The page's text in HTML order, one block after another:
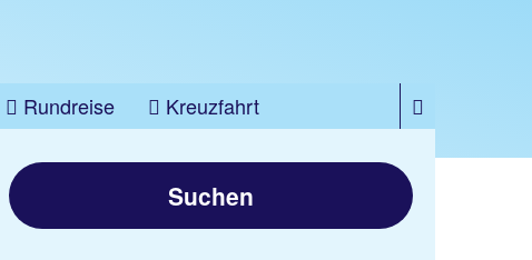
Rundreise
Kreuzfahrt
Suchen